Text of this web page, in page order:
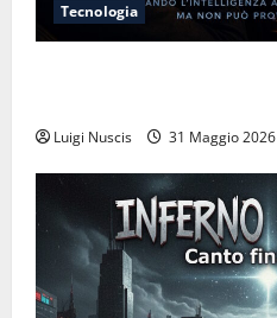
Tecnologia
Luigi Nuscis 31 Maggio 2026